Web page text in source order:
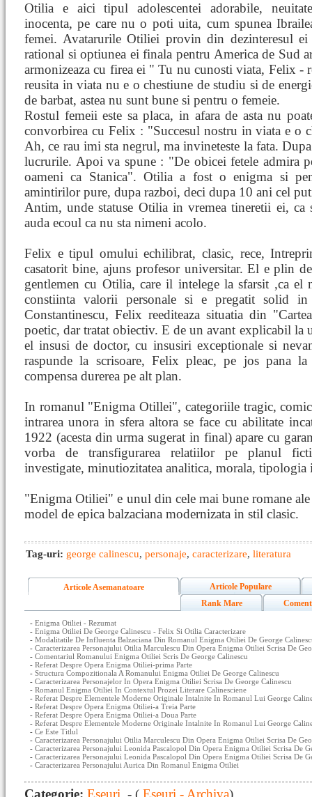
Otilia e aici tipul adolescentei adorabile,
inocenta, pe care nu o poti uita, cum spunea
femei. Avatarurile Otiliei provin din dezinteresul
rational si optiunea ei finala pentru America de Sud
armonizeaza cu firea ei " Tu nu cunosti viata, Felix -
reusita in viata nu e o chestiune de studiu si de
de barbat, astea nu sunt bune si pentru o femeie.
Rostul femeii este sa placa, in afara de asta nu
convorbirea cu Felix : "Succesul nostru in viata e o
Ah, ce rau imi sta negrul, ma invineteste la fata.
lucrurile. Apoi va spune : "De obicei fetele admira
oameni ca Stanica". Otilia a fost o enigma si
amintirilor pure, dupa razboi, deci dupa 10 ani cel
Antim, unde statuse Otilia in vremea tineretii ei, ca
auda ecoul ca nu sta nimeni acolo.
Felix e tipul omului echilibrat, clasic, rece,
casatorit bine, ajuns profesor universitar. El e plin
gentlemen cu Otilia, care il intelege la sfarsit ,ca
constiinta valorii personale si e pregatit solid in
Constantinescu, Felix reediteaza situatia din
poetic, dar tratat obiectiv. E de un avant explicabil la
el insusi de doctor, cu insusiri exceptionale si
raspunde la scrisoare, Felix pleac, pe jos pana
compensa durerea pe alt plan.
In romanul "Enigma Otillei", categoriile tragic,
intrarea unora in sfera altora se face cu abilitate
1922 (acesta din urma sugerat in final) apare cu
vorba de transfigurarea relatiilor pe planul
investigate, minutiozitatea analitica, morala, tipologia
"Enigma Otiliei" e unul din cele mai bune romane
model de epica balzaciana modernizata in stil clasic.
Tag-uri: george calinescu, personaje, caracterizare, literatura
Articole Asemanatoare
Articole Populare
Rank Mare
- Enigma Otiliei - Rezumat
- Enigma Otiliei De George Calinescu - Felix Si Otilia Caracterizare
- Modalitatile De Influenta Balzaciana Din Romanul Enigma Otiliei De George
- Caracterizarea Personajului Otilia Marculescu Din Opera Enigma Otiliei Scrisa De
- Comentariul Romanului Enigma Otiliei Scris De George Calinescu
- Referat Despre Opera Enigma Otiliei-prima Parte
- Structura Compozitionala A Romanului Enigma Otiliei De George Calinescu
- Caracterizarea Personajelor In Opera Enigma Otiliei Scrisa De George Calinescu
- Romanul Enigma Otiliei In Contextul Prozei Literare Calinesciene
- Referat Despre Elementele Moderne Originale Intalnite In Romanul Lui George
- Referat Despre Opera Enigma Otiliei-a Treia Parte
- Referat Despre Opera Enigma Otiliei-a Doua Parte
- Referat Despre Elementele Moderne Originale Intalnite In Romanul Lui George
- Ce Este Titlul
- Caracterizarea Personajului Otilia Marculescu Din Opera Enigma Otiliei Scrisa De
- Caracterizarea Personajului Leonida Pascalopol Din Opera Enigma Otiliei Scrisa De
- Caracterizarea Personajului Leonida Pascalopol Din Opera Enigma Otiliei Scrisa De
- Caracterizarea Personajului Aurica Din Romanul Enigma Otiliei
Categorie: Eseuri - ( Eseuri - Archiva)